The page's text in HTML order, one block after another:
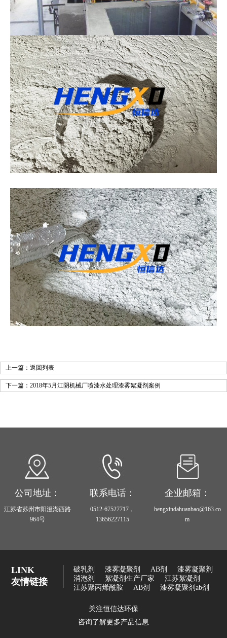
上一篇： 返回列表
下一篇： 2018年5月江阴机械厂喷漆水处理漆雾絮凝剂案例
公司地址：
江苏省苏州市阳澄湖西路
964号
联系电话：
0512-67527717，
13656227115
企业邮箱：
hengxindahuanbao@163.co
m
LINK
友情链接
破乳剂 漆雾凝聚剂 AB剂
漆雾凝聚剂
消泡剂
絮凝剂生产厂家
江苏絮凝剂
江苏聚丙烯酰胺
AB剂 漆雾凝聚剂ab剂
关注恒信达环保
咨询了解更多产品信息